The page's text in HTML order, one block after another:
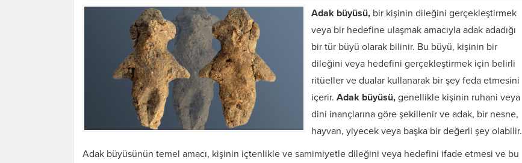
Adak büyüsü, bir kişinin dileğini gerçekleştirmek
veya bir hedefine ulaşmak amacıyla adak adadığı
bir tür büyü olarak bilinir. Bu büyü, kişinin bir
dileğini veya hedefini gerçekleştirmek için belirli
ritüeller ve dualar kullanarak bir şey feda etmesini
içerir. Adak büyüsü, genellikle kişinin ruhani veya
dini inançlarına göre şekillenir ve adak, bir nesne,
hayvan, yiyecek veya başka bir değerli şey olabilir.
Adak büyüsünün temel amacı, kişinin içtenlikle ve samimiyetle dileğini veya hedefini ifade etmesi ve bu